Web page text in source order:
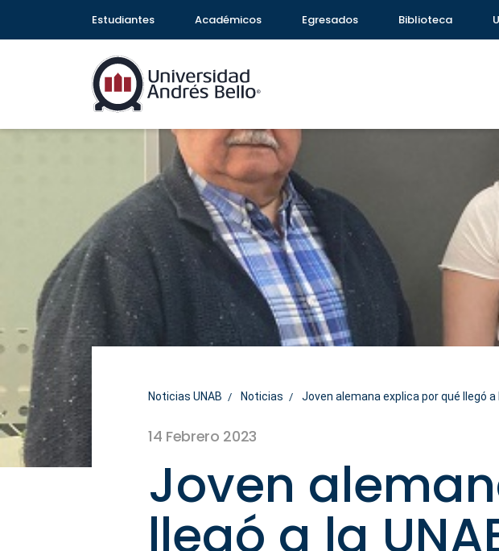
Estudiantes Académicos Egresados Biblioteca
Noticias UNAB Noticias Joven alemana explica por qué llegó
14 Febrero 2023
Joven
llegó a la